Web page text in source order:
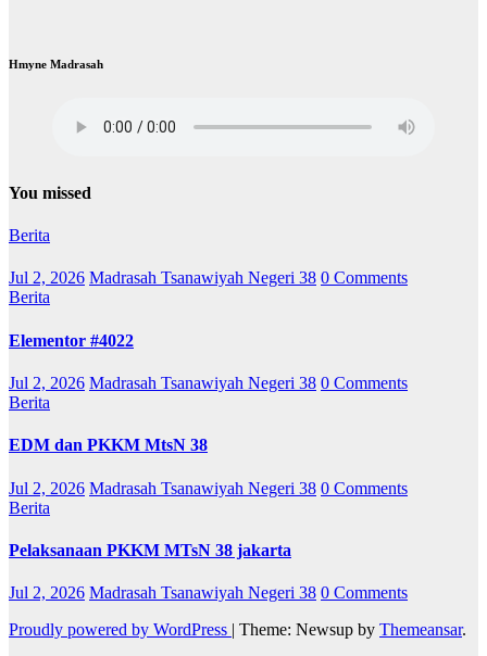
Hmyne Madrasah
You missed
Berita
Jul 2, 2026 Madrasah Tsanawiyah Negeri 38 0 Comments
Berita
Elementor #4022
Jul 2, 2026 Madrasah Tsanawiyah Negeri 38 0 Comments
Berita
EDM dan PKKM MtsN 38
Jul 2, 2026 Madrasah Tsanawiyah Negeri 38 0 Comments
Berita
Pelaksanaan PKKM MTsN 38 jakarta
Jul 2, 2026 Madrasah Tsanawiyah Negeri 38 0 Comments
Proudly powered by WordPress | Theme: Newsup by Themeansar.